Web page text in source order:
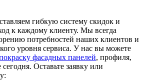
гибкую систему скидок и
к каждому клиенту. Мы всегда
потребностей наших клиентов и
уровня сервиса. У нас вы можете
фасадных панелей, профиля,
Оставьте заявку или